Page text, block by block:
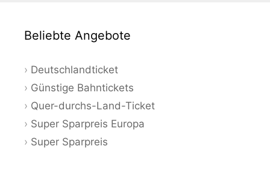
Beliebte Angebote
Deutschlandticket
Günstige Bahntickets
Quer-durchs-Land-Ticket
Super Sparpreis Europa
Super Sparpreis